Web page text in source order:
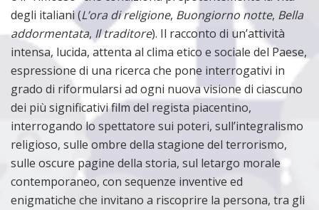
degli italiani (L’ora di religione, Buongiorno notte, Bella
addormentata, Il traditore). Il racconto di un’attività
intensa, lucida, attenta al clima etico e sociale del Paese,
espressione di una ricerca che pone interrogativi in
grado di riformularsi ad ogni nuova visione di ciascuno
dei più significativi film del regista piacentino,
interrogando lo spettatore sui poteri, sull’integralismo
religioso, sulle ombre della stagione del terrorismo,
sulle oscure pagine della storia, sul letargo morale
contemporaneo, con sequenze inventive ed
enigmatiche che invitano a riscoprire la persona, tra gli